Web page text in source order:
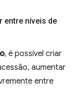
entre níveis de
, é possível criar
aumentar
entre